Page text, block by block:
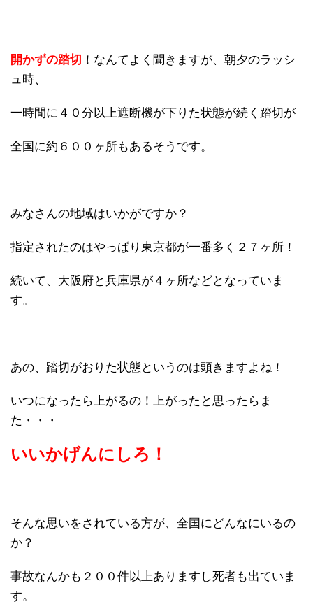
開かずの踏切 ！なんてよく聞きますが、朝夕のラッシ
ュ時、
一時間に４０分以上遮断機が下りた状態が続く踏切が
全国に約６００ヶ所もあるそうです。
みなさんの地域はいかがですか？
指定されたのはやっぱり東京都が一番多く２７ヶ所！
続いて、大阪府と兵庫県が４ヶ所などとなっていま
す。
あの、踏切がおりた状態というのは頭きますよね！
いつになったら上がるの！上がったと思ったらま
た・・・
いいかげんにしろ！
そんな思いをされている方が、全国にどんなにいるの
か？
事故なんかも２００件以上ありますし死者も出ていま
す。